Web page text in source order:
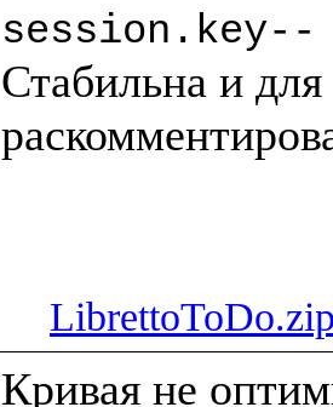
session.key--
Стабильна и